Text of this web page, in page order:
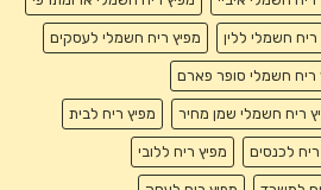
ריח חשמלי ללין מפיץ ריח חשמלי לעסקים
ריח חשמלי סופר פארם
ריח חשמלי שמן מחיר מפיץ ריח לבית
לכנסים מפיץ ריח ללובי